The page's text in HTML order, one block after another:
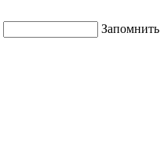
Запомнить